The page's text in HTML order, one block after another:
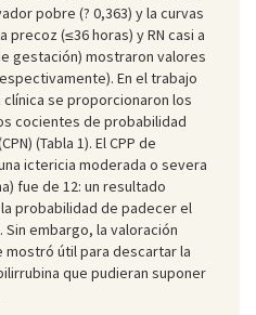
pobre (? 0,363) y la curvas
precoz (≤36 horas) y RN casi a
gestación) mostraron valores
En el trabajo
se proporcionaron los
cocientes de probabilidad
(Tabla 1). El CPP de
ictericia moderada o severa
fue de 12: un resultado
probabilidad de padecer el
embargo, la valoración
mostró útil para descartar la
que pudieran suponer